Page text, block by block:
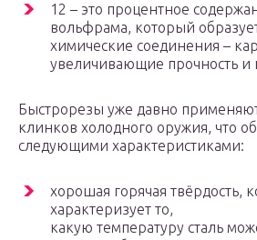
12 – это процентное
вольфрама, который
химические соединения –
увеличивающие прочность и
Быстрорезы уже давно
клинков холодного оружия, что
следующими характеристиками:
хорошая горячая твёрдость,
характеризует то,
какую температуру сталь